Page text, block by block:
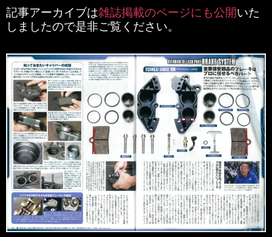
記事アーカイブは雑誌掲載のページにも公開いた
しましたので是非ご覧ください。